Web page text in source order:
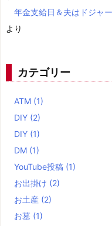
年金支給日＆夫はドジャ
より
カテゴリー
ATM (1)
DIY (2)
DIY (1)
DM (1)
YouTube投稿 (1)
お出掛け (2)
お土産 (2)
お墓 (1)